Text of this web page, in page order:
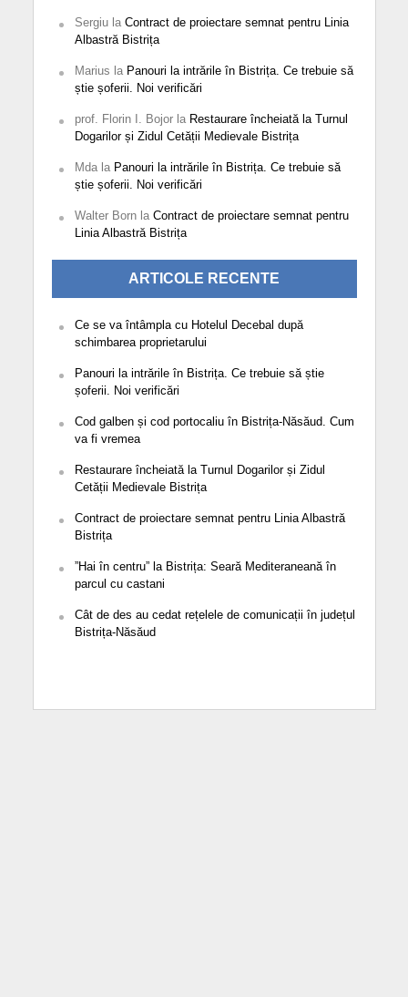
Sergiula Contract de proiectare semnat pentru Linia
Albastră Bistrița
Marius la Panouri la intrările în Bistrița. Ce trebuie să
știe șoferii. Noi verificări
prof. Florin I. Bojorla Restaurare încheiată la Turnul
Dogarilor și Zidul Cetății Medievale Bistrița
Mdala Panouri la intrările în Bistrița. Ce trebuie să
știe șoferii. Noi verificări
Walter Bornla Contract de proiectare semnat pentru
Linia Albastră Bistrița
ARTICOLE RECENTE
Ce se va întâmpla cu Hotelul Decebal după
schimbarea proprietarului
Panouri la intrările în Bistrița. Ce trebuie să știe
șoferii. Noi verificări
Cod galben și cod portocaliu în Bistrița-Năsăud. Cum
va fi vremea
Restaurare încheiată la Turnul Dogarilor și Zidul
Cetății Medievale Bistrița
Contract de proiectare semnat pentru Linia Albastră
Bistrița
”Hai în centru” la Bistrița: Seară Mediteraneană în
parcul cu castani
Cât de des au cedat rețelele de comunicații în județul
Bistrița-Năsăud